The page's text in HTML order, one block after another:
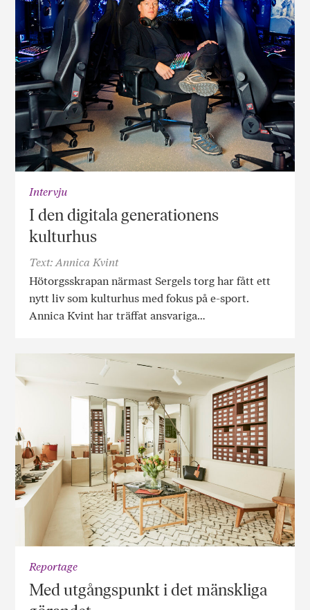
Intervju
I den digitala generationens
kulturhus
Text: Annica Kvint
Hötorgsskrapan närmast Sergels torg har fått ett
nytt liv som kulturhus med fokus på e-sport.
Annica Kvint har träffat ansvariga…
Reportage
Med utgångspunkt i det mänskliga